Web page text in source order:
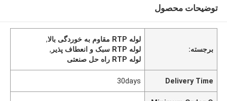
توضیحات محصول
برجسته:
لوله RTP مقاوم به خوردگی بالا
,
لوله RTP سبک و انعطاف پذیر
,
لوله RTP راه حل صنعتی
Delivery Time
30days